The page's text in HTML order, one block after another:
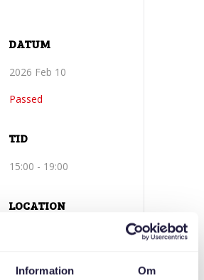
Information Om
DATUM
2026 Feb 10
Passed
TID
15:00 - 19:00
LOCATION